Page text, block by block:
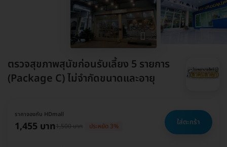
ตรวจสุขภาพสุนัขก่อนรับเลี้ยง 5 รายการ
(Package C) ไม่จำกัดขนาดและอายุ
ราคาจองกับ HDmall
1,455 บาท1,500 บาท ประหยัด 3% ใส่ตะกร้า